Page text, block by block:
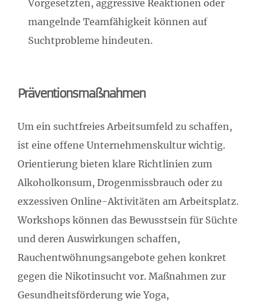
Vorgesetzten, aggressive Reaktionen oder
mangelnde Teamfähigkeit können auf
Suchtprobleme hindeuten.
Präventionsmaßnahmen
Um ein suchtfreies Arbeitsumfeld zu schaffen,
ist eine offene Unternehmenskultur wichtig.
Orientierung bieten klare Richtlinien zum
Alkoholkonsum, Drogenmissbrauch oder zu
exzessiven Online-Aktivitäten am Arbeitsplatz.
Workshops können das Bewusstsein für Süchte
und deren Auswirkungen schaffen,
Rauchentwöhnungsangebote gehen konkret
gegen die Nikotinsucht vor. Maßnahmen zur
Gesundheitsförderung wie Yoga,